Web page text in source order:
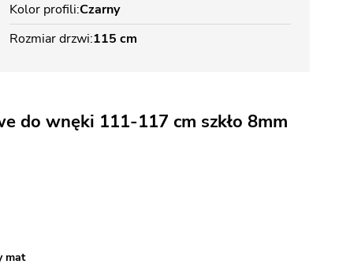
Kolor profili Czarny
Rozmiar drzwi 115 cm
do wnęki 111-117 cm szkło 8mm
mat